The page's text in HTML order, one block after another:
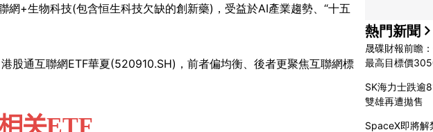
+生物科技(包含恒生科技欠缺的創新藥)，受益於AI產業趨勢、“十五
股通互聯網ETF華夏(520910.SH)，前者偏均衡、後者更聚焦互聯網標
熱門新聞
晟碟財報前瞻
最高目標價
SK海力士跌逾
雙雄再遭拋售
SpaceX即將解